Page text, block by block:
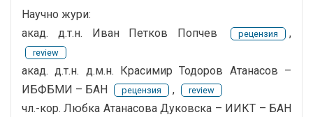
Научно жури:
акад. д.т.н. Иван Петков Попчев
рецензия ,
review
акад. д.т.н. д.м.н. Красимир Тодоров Атанасов –
ИБФБМИ – БАН
рецензия , review
чл.-кор. Любка Атанасова Дуковска – ИИКТ – БАН